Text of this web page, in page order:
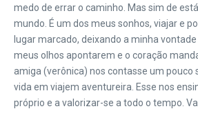
medo de errar o caminho. Mas sim de
mundo. É um dos meus sonhos, viajar e
lugar marcado, deixando a minha
meus olhos apontarem e o coração
amiga (verônica) nos contasse um pouco
vida em viajem aventureira. Esse nos
próprio e a valorizar-se a todo o tempo.